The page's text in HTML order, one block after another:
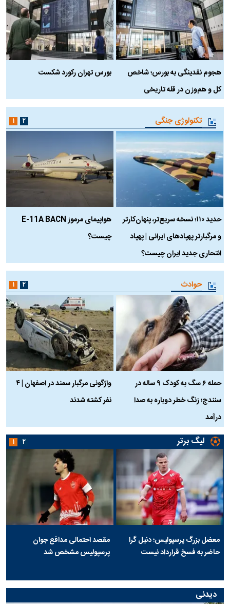
هجوم نقدینگی به بورس؛ شاخص
کل و هم‌وزن در قله تاریخی
بورس تهران رکورد شکست
تکنولوژی جنگی
حدید ۱۱۰؛ نسخه سریع‌تر، پنهان‌کارتر
و مرگبارتر پهپادهای ایرانی | پهپاد
انتحاری جدید ایران چیست؟
هواپیمای مرموز E-11A BACN
چیست؟
۱ ۲
حوادث
حمله ۶ سگ به کودک ۹ ساله در
سنندج؛ زنگ خطر دوباره به صدا
درآمد
واژگونی مرگبار سمند در اصفهان | ۴
نفر کشته شدند
۱ ۲
لیگ برتر
معضل بزرگ پرسپولیس؛ دنیل گرا
حاضر به فسخ قرارداد نیست
مقصد احتمالی مدافع جوان
پرسپولیس مشخص شد
۱ ۲
دیدنی